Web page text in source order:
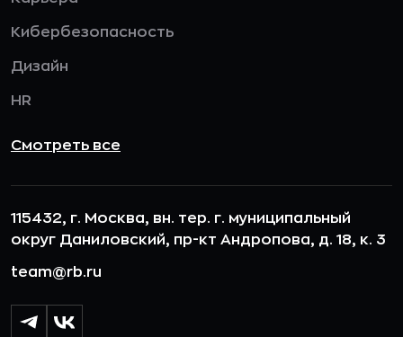
Кибербезопасность
Дизайн
HR
Смотреть все
115432, г. Москва, вн. тер. г. муниципальный
округ Даниловский, пр-кт Андропова, д. 18, к. 3
team@rb.ru